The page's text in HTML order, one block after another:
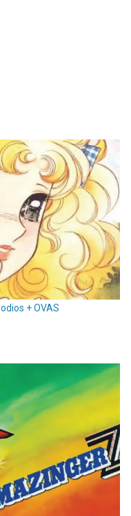
+ OVAS